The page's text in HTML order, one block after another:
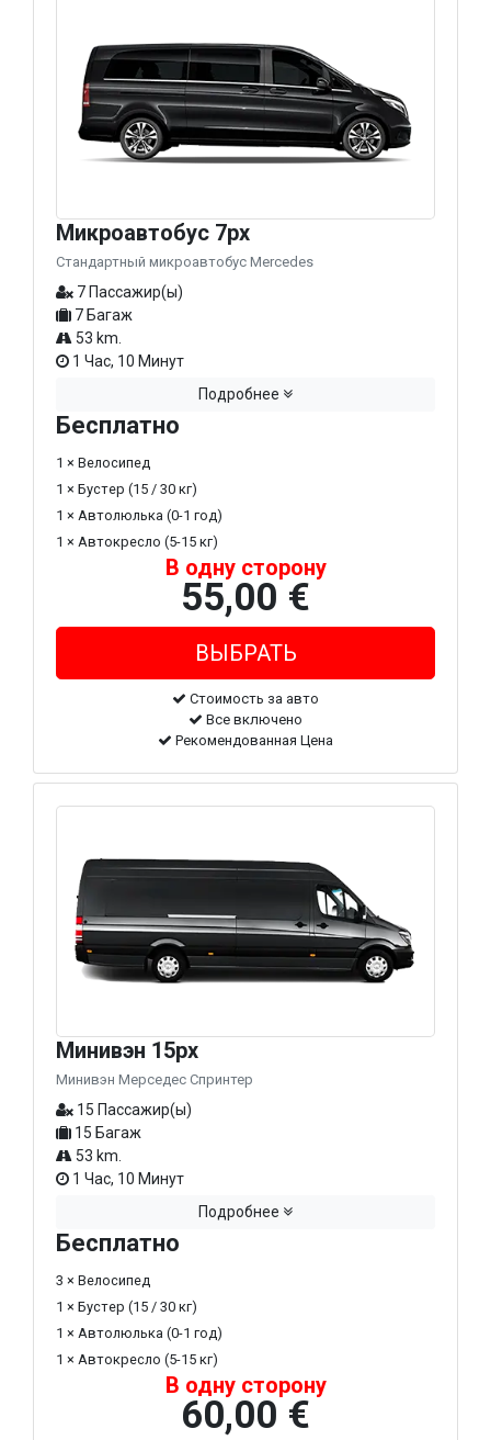
Микроавтобус 7px
Стандартный микроавтобус Mercedes
7 Пассажир(ы)
7 Багаж
53 km.
1 Час, 10 Минут
Подробнее
Бесплатно
1 × Велосипед
1 × Бустер (15 / 30 кг)
1 × Автолюлька (0-1 год)
1 × Автокресло (5-15 кг)
В одну сторону
55,00 €
Стоимость за авто
Все включено
Рекомендованная Цена
Минивэн 15px
Минивэн Мерседес Спринтер
15 Пассажир(ы)
15 Багаж
53 km.
1 Час, 10 Минут
Подробнее
Бесплатно
3 × Велосипед
1 × Бустер (15 / 30 кг)
1 × Автолюлька (0-1 год)
1 × Автокресло (5-15 кг)
В одну сторону
60,00 €